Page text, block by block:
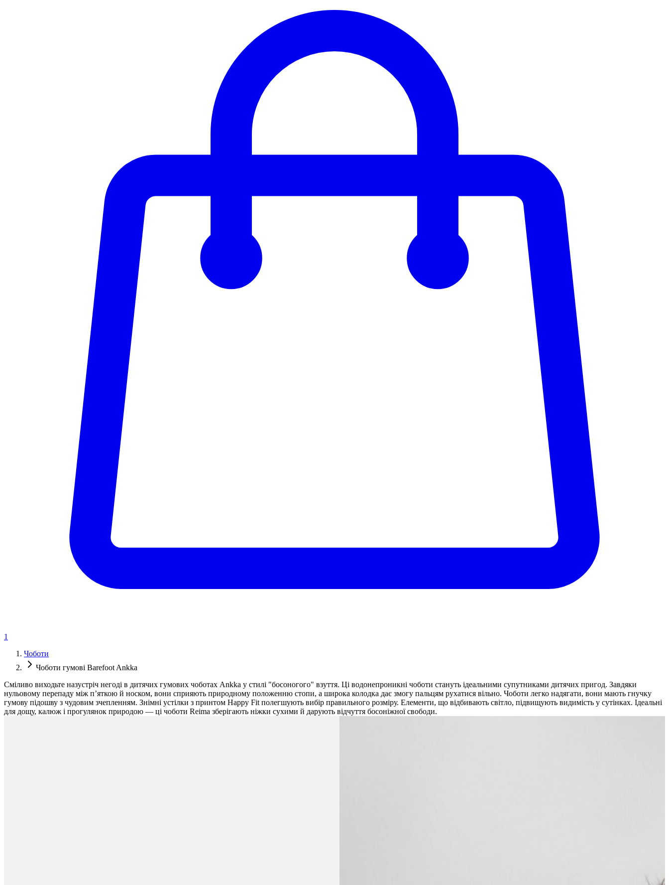
1
Чоботи
Чоботи гумові Barefoot Ankka
Сміливо виходьте назустріч негоді в дитячих гумових чоботах Ankka у стилі "босоногого" взуття. Ці водонепроникні чоботи стануть ідеальними супутниками дитячих пригод. Завдяки
нульовому перепаду між п’яткою й носком, вони сприяють природному положенню стопи, а широка колодка дає змогу пальцям рухатися вільно. Чоботи легко надягати, вони мають гнучку
гумову підошву з чудовим зчепленням. Знімні устілки з принтом Happy Fit полегшують вибір правильного розміру. Елементи, що відбивають світло, підвищують видимість у сутінках. Ідеальні
для дощу, калюж і прогулянок природою — ці чоботи Reima зберігають ніжки сухими й дарують відчуття босоніжної свободи.